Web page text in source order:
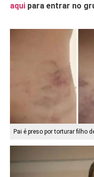
aqui para entrar no
Pai é preso por torturar filho